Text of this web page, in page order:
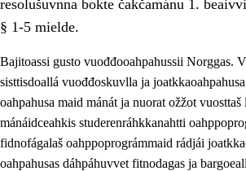
resolušuvnna bokte čakčamánu 1.
§ 1-5 mielde.
Bajitoassi gusto vuođđooahpahussii Norggas.
sisttisdoallá vuođđoskuvlla ja
oahpahusa maid mánát ja nuorat ožžot vuosttaš
mánáidceahkis studerenráhkkanahtti
fidnofágalaš oahppoprográmmaid rádjái
oahpahusas dáhpáhuvvet fitnodagas ja